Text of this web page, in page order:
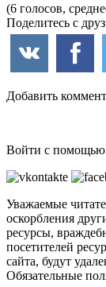
(6 голосов,
Поделитесь с
Добавить
Войти с
Уважаемые
оскорбления
ресурсы,
посетителей
сайта, будут
Обязательные